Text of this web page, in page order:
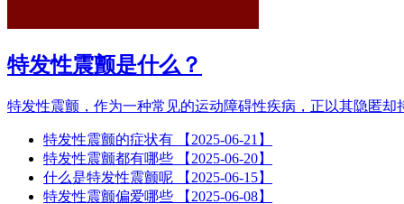
特发性震颤是什么？
特发性震颤，作为一种常见的运动障碍性疾病，正以其隐匿却
特发性震颤的症状有
【2025-06-21】
特发性震颤都有哪些
【2025-06-20】
什么是特发性震颤呢
【2025-06-15】
特发性震颤偏爱哪些
【2025-06-08】